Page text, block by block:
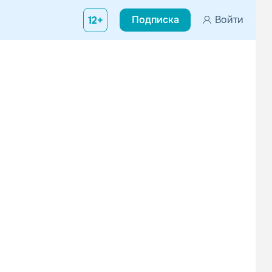
12+ Подписка Войти
говорит что-то сам. Умеет смешить. Родился в